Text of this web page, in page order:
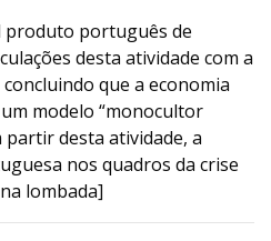
produto português de
desta atividade com a
que a economia
modelo “monocultor
desta atividade, a
nos quadros da crise
lombada]